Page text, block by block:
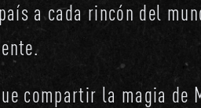
a cada rincón del
compartir la magia de